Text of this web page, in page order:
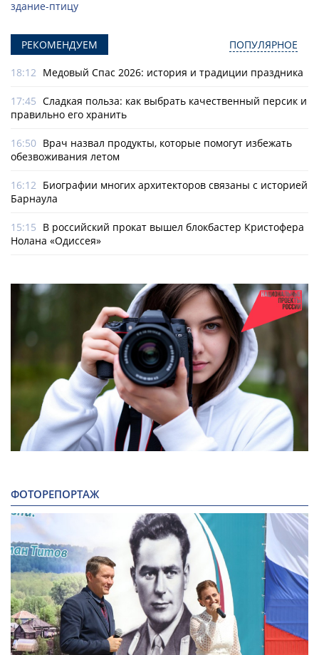
здание-птицу
РЕКОМЕНДУЕМ ПОПУЛЯРНОЕ
18:12 Медовый Спас 2026: история и традиции праздника
17:45 Сладкая польза: как выбрать качественный персик и
правильно его хранить
16:50 Врач назвал продукты, которые помогут избежать
обезвоживания летом
16:12 Биографии многих архитекторов связаны с историей
Барнаула
15:15 В российский прокат вышел блокбастер Кристофера
Нолана «Одиссея»
ФОТОРЕПОРТАЖ